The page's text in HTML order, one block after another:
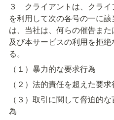
３　クライアントは、クラ
を利用して次の各号の一に
は、当社は、何らの催告ま
及び本サービスの利用を拒
る。
（１）暴力的な要求行為
（２）法的責任を超えた要求
（３）取引に関して脅迫的
為